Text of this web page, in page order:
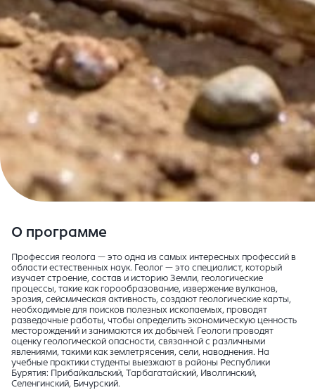
О программе
Профессия геолога — это одна из самых интересных профессий в
области естественных наук. Геолог — это специалист, который
изучает строение, состав и историю Земли, геологические
процессы, такие как горообразование, извержение вулканов,
эрозия, сейсмическая активность, создают геологические карты,
необходимые для поисков полезных ископаемых, проводят
разведочные работы, чтобы определить экономическую ценность
месторождений и занимаются их добычей. Геологи проводят
оценку геологической опасности, связанной с различными
явлениями, такими как землетрясения, сели, наводнения. На
учебные практики студенты выезжают в районы Республики
Бурятия: Прибайкальский, Тарбагатайский, Иволгинский,
Селенгинский, Бичурский.